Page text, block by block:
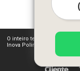
O inteiro teor deste site
Inova Polimentos (Lei 9610